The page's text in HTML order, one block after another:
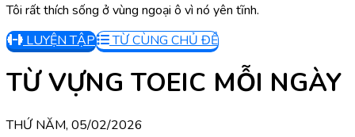
Tôi rất thích sống ở vùng ngoại ô vì nó yên tĩnh.
LUYỆN TẬP
TỪ CÙNG CHỦ ĐỀ
TỪ VỰNG TOEIC MỖI NGÀY
THỨ NĂM, 05/02/2026